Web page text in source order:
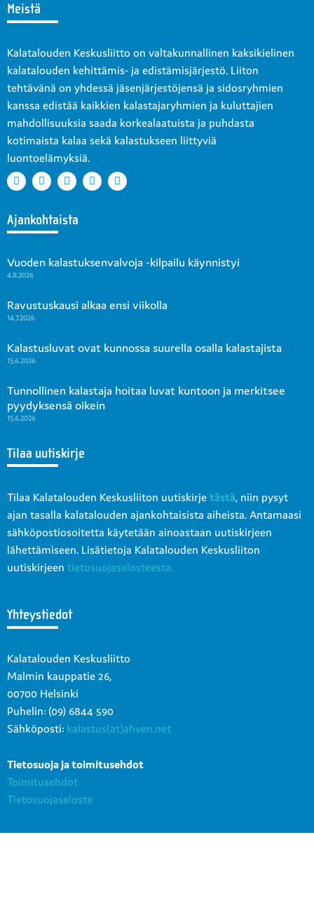
Meistä
Kalatalouden Keskusliitto on valtakunnallinen kaksikielinen
kalatalouden kehittämis- ja edistämisjärjestö. Liiton
tehtävänä on yhdessä jäsenjärjestöjensä ja sidosryhmien
kanssa edistää kaikkien kalastajaryhmien ja kuluttajien
mahdollisuuksia saada korkealaatuista ja puhdasta
kotimaista kalaa sekä kalastukseen liittyviä
luontoelämyksiä.
Ajankohtaista
Vuoden kalastuksenvalvoja -kilpailu käynnistyi
4.8.2026
Ravustuskausi alkaa ensi viikolla
14.7.2026
Kalastusluvat ovat kunnossa suurella osalla kalastajista
15.6.2026
Tunnollinen kalastaja hoitaa luvat kuntoon ja merkitsee
pyydyksensä oikein
15.6.2026
Tilaa uutiskirje
Tilaa Kalatalouden Keskusliiton uutiskirje tästä, niin pysyt
ajan tasalla kalatalouden ajankohtaisista aiheista. Antamaasi
sähköpostiosoitetta käytetään ainoastaan uutiskirjeen
lähettämiseen. Lisätietoja Kalatalouden Keskusliiton
uutiskirjeen tietosuojaselosteesta.
Yhteystiedot
Kalatalouden Keskusliitto
Malmin kauppatie 26,
00700 Helsinki
Puhelin: (09) 6844 590
Sähköposti: kalastus(at)ahven.net
Tietosuoja ja toimitusehdot
Toimitusehdot
Tietosuojaseloste